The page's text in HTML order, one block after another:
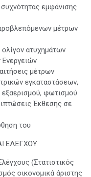
εμφάνισης
μέτρων
ατυχημάτων
μέτρων
εγκαταστάσεων,
φωτισμού
Έκθεσης σε
του
ΕΛΕΓΧΟΥ
(Στατιστικός
οικονομικά άριστης